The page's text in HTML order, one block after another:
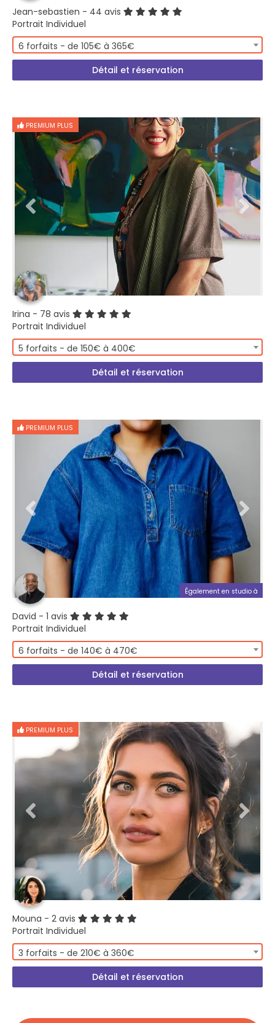
Jean-sebastien - 44 avis
Portrait Individuel
6 forfaits - de 105€ à 365€
Détail et réservation
PREMIUM PLUS
Irina - 78 avis
Portrait Individuel
5 forfaits - de 150€ à 400€
Détail et réservation
PREMIUM PLUS
Également en studio à
David - 1 avis
Portrait Individuel
6 forfaits - de 140€ à 470€
Détail et réservation
PREMIUM PLUS
Mouna - 2 avis
Portrait Individuel
3 forfaits - de 210€ à 360€
Détail et réservation